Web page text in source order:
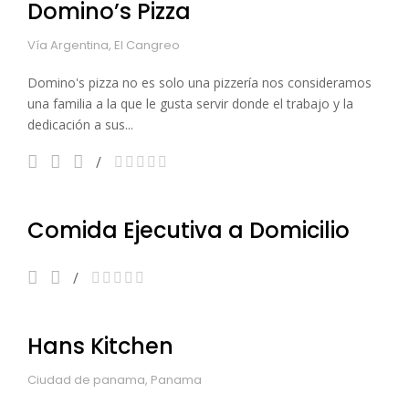
Domino’s Pizza
Vía Argentina, El Cangreo
Domino's pizza no es solo una pizzería nos consideramos
una familia a la que le gusta servir donde el trabajo y la
dedicación a sus...
Comida Ejecutiva a Domicilio
Hans Kitchen
Ciudad de panama, Panama